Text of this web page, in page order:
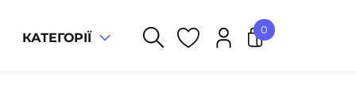
КАТЕГОРІЇ
0
У кошику немає товарів.